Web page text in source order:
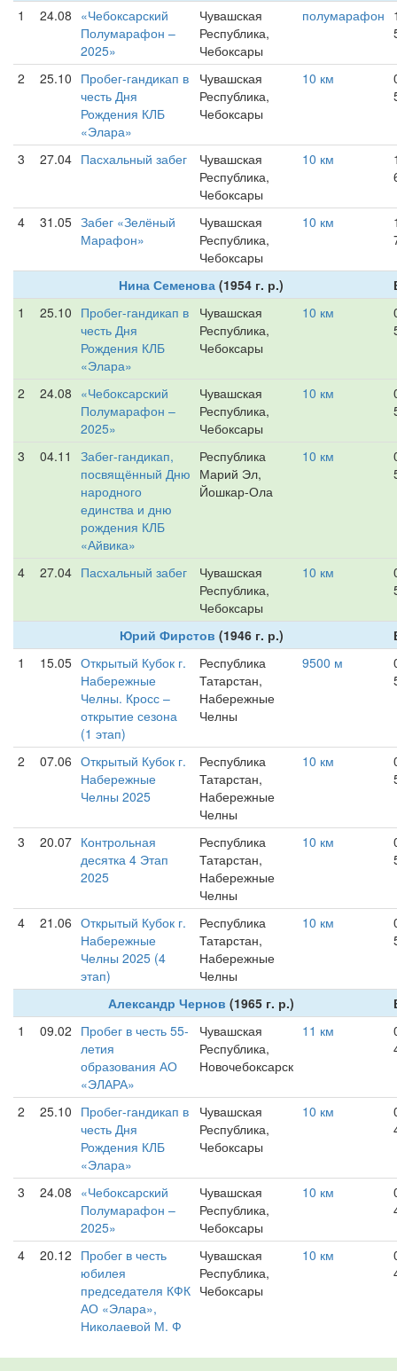
1 24.08 «Чебоксарский
Полумарафон –
2025»
Чувашская
Республика,
Чебоксары
полумарафон
2 25.10 Пробег-гандикап в
честь Дня
Рождения КЛБ
«Элара»
Чувашская
Республика,
Чебоксары
10 км
3 27.04 Пасхальный забег
Чувашская
Республика,
Чебоксары
10 км
4 31.05 Забег «Зелёный
Марафон»
Чувашская
Республика,
Чебоксары
10 км
Нина Семенова (1954 г. р.)
1
25.10 Пробег-гандикап в
честь Дня
Рождения КЛБ
«Элара»
Чувашская
Республика,
Чебоксары
10 км
2 24.08 «Чебоксарский
Полумарафон –
2025»
Чувашская
Республика,
Чебоксары
10 км
3 04.11
Забег-гандикап,
посвящённый Дню
народного
единства и дню
рождения КЛБ
«Айвика»
Республика
Марий Эл,
Йошкар-Ола
10 км
4 27.04 Пасхальный забег
Чувашская
Республика,
Чебоксары
10 км
Юрий Фирстов (1946 г. р.)
1
15.05 Открытый Кубок г.
Набережные
Челны. Кросс –
открытие сезона
(1 этап)
Республика
Татарстан,
Набережные
Челны
9500 м
2 07.06 Открытый Кубок г.
Набережные
Челны 2025
Республика
Татарстан,
Набережные
Челны
10 км
3 20.07 Контрольная
десятка 4 Этап
2025
Республика
Татарстан,
Набережные
Челны
10 км
4 21.06 Открытый Кубок г.
Набережные
Челны 2025 (4
этап)
Республика
Татарстан,
Набережные
Челны
10 км
Александр Чернов (1965 г. р.)
1
09.02 Пробег в честь 55-
летия
образования АО
«ЭЛАРА»
Чувашская
Республика,
Новочебоксарск
11 км
2 25.10 Пробег-гандикап в
честь Дня
Рождения КЛБ
«Элара»
Чувашская
Республика,
Чебоксары
10 км
3 24.08 «Чебоксарский
Полумарафон –
2025»
Чувашская
Республика,
Чебоксары
10 км
4 20.12 Пробег в честь
юбилея
председателя КФК
АО «Элара»,
Николаевой М. Ф
Чувашская
Республика,
Чебоксары
10 км